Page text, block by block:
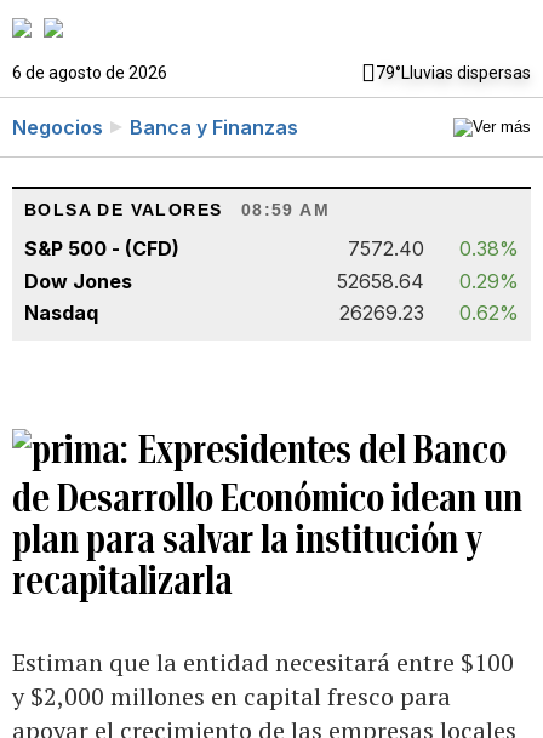
6 de agosto de 2026 79°Lluvias dispersas
Negocios Banca y Finanzas
BOLSA DE VALORES 08:59 AM
S&P 500 - (CFD) 7572.40
0.38%
Dow Jones
52658.64
0.29%
Nasdaq
26269.23 0.62%
Expresidentes del Banco
de Desarrollo Económico idean un
plan para salvar la institución y
recapitalizarla
Estiman que la entidad necesitará entre $100
y $2,000 millones en capital fresco para
apoyar el crecimiento de las empresas locales